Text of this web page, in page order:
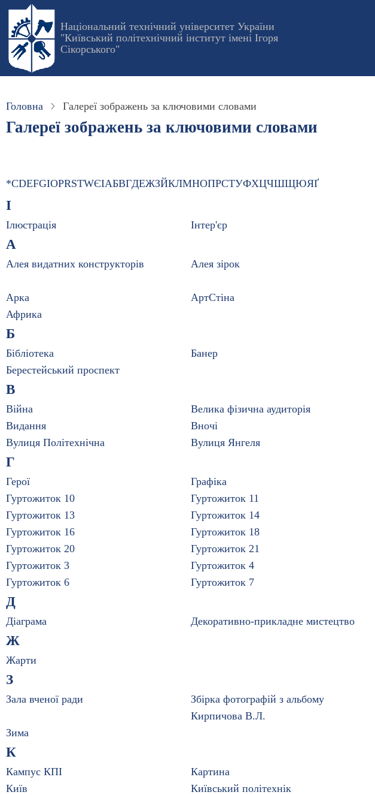
Перейти
основного
вмісту
Національний технічний університет України
"Київський політехнічний інститут імені Ігоря
Сікорського"
Головна Галереї зображень за ключовими словами
Галереї зображень за ключовими словами
*CDEFGIOPRSTWЄІАБВГДЕЖЗЙКЛМНОПРСТУФХЦЧШЩЮЯҐ
І
Ілюстрація Інтер'єр
А
Алея видатних конструкторів Алея зірок
Арка
АртСтіна
Африка
Б
Бібліотека Банер
Берестейський проспект
В
Війна Велика фізична аудиторія
Видання
Вночі
Вулиця Політехнічна
Вулиця Янгеля
Г
Герої Графіка
Гуртожиток 10
Гуртожиток 11
Гуртожиток 13
Гуртожиток 14
Гуртожиток 16
Гуртожиток 18
Гуртожиток 20
Гуртожиток 21
Гуртожиток 3
Гуртожиток 4
Гуртожиток 6
Гуртожиток 7
Д
Діаграма Декоративно-прикладне мистецтво
Ж
Жарти
З
Зала вченої ради
Збірка фотографій з альбому
Кирпичова В.Л.
Зима
К
Кампус КПІ Картина
Київ
Київський політехнік